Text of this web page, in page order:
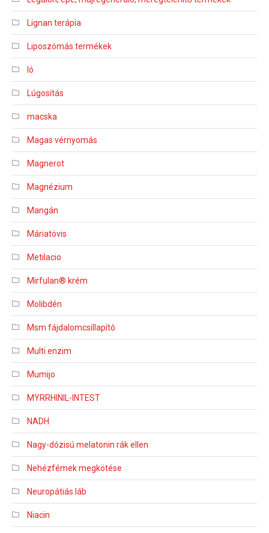
Lignan terápia
Liposzómás termékek
ló
Lúgosítás
macska
Magas vérnyomás
Magnerot
Magnézium
Mangán
Máriatövis
Metilacio
Mirfulan® krém
Molibdén
Msm fájdalomcsillapító
Multi enzim
Mumijo
MYRRHINIL-INTEST
NADH
Nagy-dózisú melatonin rák ellen
Nehézfémek megkötése
Neuropátiás láb
Niacin